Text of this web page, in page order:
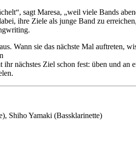
sagt Maresa, „weil viele Bands
ihre Ziele als junge Band zu
Wann sie das nächste Mal auftreten,
nächstes Ziel schon fest: üben und
Shiho Yamaki (Bassklarinette)